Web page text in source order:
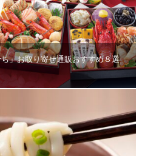
ち」お取り寄せ通販おすすめ８選